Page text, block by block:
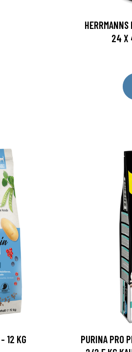
24 X
12 KG
PURINA PRO